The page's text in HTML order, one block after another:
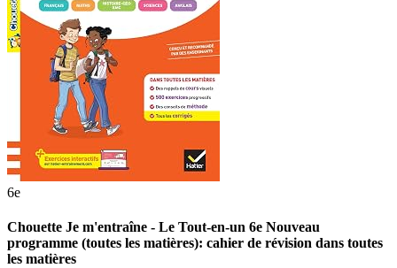
6e
Chouette Je m'entraîne - Le Tout-en-un 6e Nouveau
programme (toutes les matières): cahier de révision dans toutes
les matières